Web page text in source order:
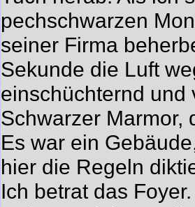
pechschwarzen
seiner Firma
Sekunde die Luft
einschüchternd und
Schwarzer Marmor,
Es war ein
hier die Regeln
Ich betrat das